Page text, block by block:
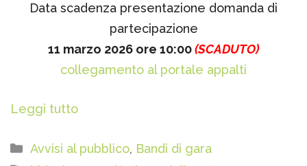
Data scadenza presentazione domanda di
partecipazione
11 marzo 2026 ore 10:00(SCADUTO)
collegamento al portale appalti
Leggi tutto
Categorie
Avvisi al pubblico, Bandi di gara